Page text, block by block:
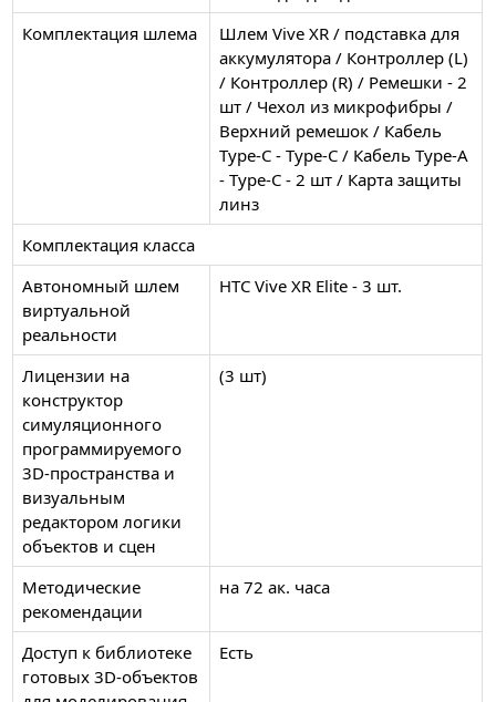
Комплектация шлема
Шлем Vive XR / подставка для
аккумулятора / Контроллер (L)
/ Контроллер (R) / Ремешки - 2
шт / Чехол из микрофибры /
Верхний ремешок / Кабель
Type-C - Type-C / Кабель Type-A
- Type-C - 2 шт / Карта защиты
линз
Комплектация класса
Автономный шлем
виртуальной
реальности
HTC Vive XR Elite - 3 шт.
Лицензии на
конструктор
симуляционного
программируемого
3D-пространства и
визуальным
редактором логики
объектов и сцен
(3 шт)
Методические
рекомендации
на 72 ак. часа
Доступ к библиотеке
готовых 3D-объектов
Есть